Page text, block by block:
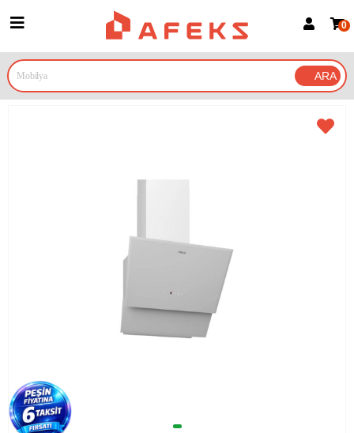
Google İle Bağlan
0